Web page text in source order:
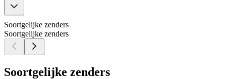
Soortgelijke zenders
Soortgelijke zenders
Soortgelijke zenders